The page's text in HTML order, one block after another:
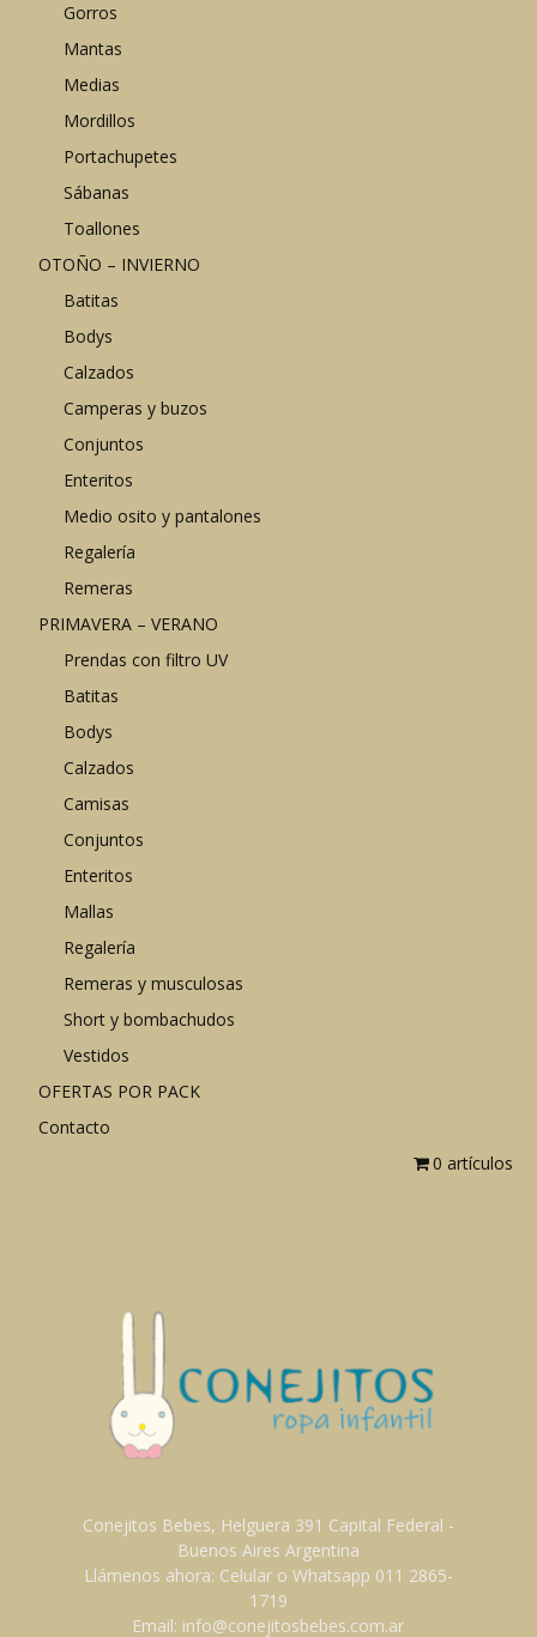
Gorros
Mantas
Medias
Mordillos
Portachupetes
Sábanas
Toallones
OTOÑO – INVIERNO
Batitas
Bodys
Calzados
Camperas y buzos
Conjuntos
Enteritos
Medio osito y pantalones
Regalería
Remeras
PRIMAVERA – VERANO
Prendas con filtro UV
Batitas
Bodys
Calzados
Camisas
Conjuntos
Enteritos
Mallas
Regalería
Remeras y musculosas
Short y bombachudos
Vestidos
OFERTAS POR PACK
Contacto
0 artículos
Conejitos Bebes, Helguera 391 Capital Federal -
Buenos Aires Argentina
Llámenos ahora: Celular o Whatsapp 011 2865-
1719
Email: info@conejitosbebes.com.ar